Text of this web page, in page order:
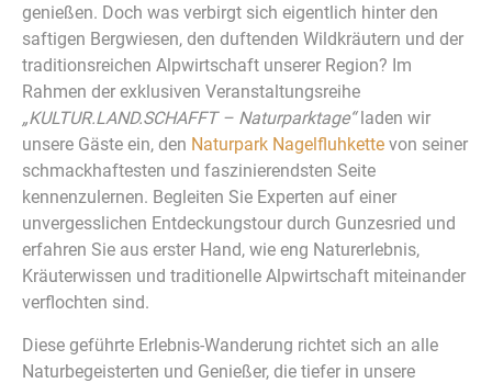
genießen. Doch was verbirgt sich eigentlich hinter den
saftigen Bergwiesen, den duftenden Wildkräutern und der
traditionsreichen Alpwirtschaft unserer Region? Im
Rahmen der exklusiven Veranstaltungsreihe
„KULTUR.LAND.SCHAFFT – Naturparktage“laden wir
unsere Gäste ein, den Naturpark Nagelfluhkette von seiner
schmackhaftesten und faszinierendsten Seite
kennenzulernen. Begleiten Sie Experten auf einer
unvergesslichen Entdeckungstour durch Gunzesried und
erfahren Sie aus erster Hand, wie eng Naturerlebnis,
Kräuterwissen und traditionelle Alpwirtschaft miteinander
verflochten sind.
Diese geführte Erlebnis-Wanderung richtet sich an alle
Naturbegeisterten und Genießer, die tiefer in unsere